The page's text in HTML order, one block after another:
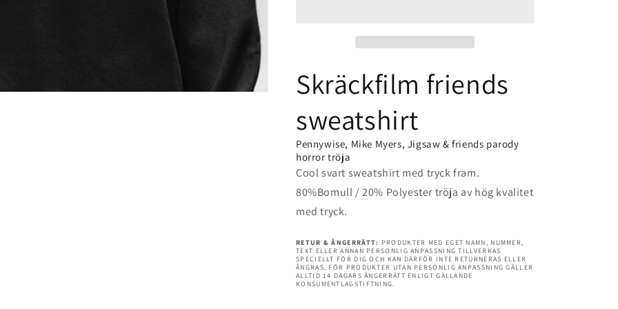
halloween
Pennywise,
&amp;
friends
halloween
Pennywise,
Jigsaw
&amp;
friends
Skräckfilm friends
sweatshirt
Pennywise, Mike Myers, Jigsaw & friends parody
horror tröja
Cool svart sweatshirt med tryck fram.
80%Bomull / 20% Polyester tröja av hög kvalitet
med tryck.
RETUR & ÅNGERRÄTT: PRODUKTER MED EGET NAMN, NUMMER,
TEXT ELLER ANNAN PERSONLIG ANPASSNING TILLVERKAS
SPECIELLT FÖR DIG OCH KAN DÄRFÖR INTE RETURNERAS ELLER
ÅNGRAS. FÖR PRODUKTER UTAN PERSONLIG ANPASSNING GÄLLER
ALLTID 14 DAGARS ÅNGERRÄTT ENLIGT GÄLLANDE
KONSUMENTLAGSTIFTNING.